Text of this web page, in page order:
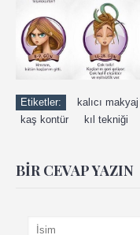
Etiketler: kalıcı makyaj
kaş kontür
kıl tekniği
BIR CEVAP YAZIN